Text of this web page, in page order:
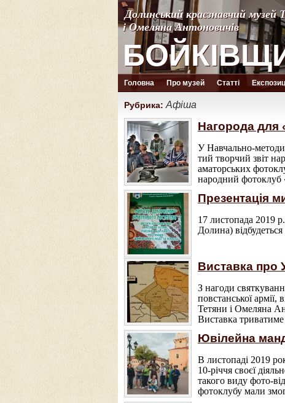
Долинський краєзнавчий музей
і Омеляна Антоновичів
Долинський краєзнавчий музей
і Омеляна Антоновичів
Головна Про музей Статті
Рубрика: Афіша
Нагорода для
У Навчально-
тий творчий звіт
аматорських
народний фотоклуб
Презентація
17 листопада 2019
Долина)
Виставка про
З нагоди
повстанської
Тетяни і Омеляна
Виставка
Ювілейна
В листопаді 2019
10-річчя своєї
такого виду фото-
фотоклубу мали